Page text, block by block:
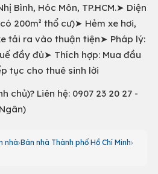
Bình, Hóc Môn, TP.HCM.➤ Diện
200m² thổ cư)➤ Hẻm xe hơi,
tải ra vào thuận tiện➤ Pháp lý:
đầy đủ➤ Thích hợp: Mua đầu
tục cho thuê sinh lời
chủ)? Liên hệ: 0907 23 20 27 -
nhà Bán nhà Thành phố Hồ Chí Minh